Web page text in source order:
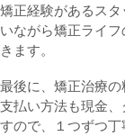
矯正経験があるス
いながら矯正ライ
きます。
最後に、矯正治療の
支払い方法も現金
すので、１つずつ丁